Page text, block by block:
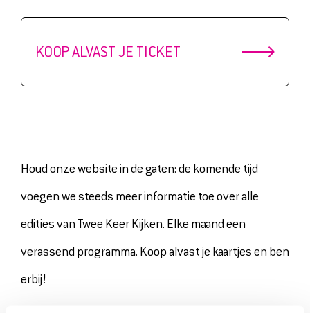
KOOP ALVAST JE TICKET
Houd onze website in de gaten: de komende tijd
voegen we steeds meer informatie toe over alle
edities van Twee Keer Kijken. Elke maand een
verassend programma. Koop alvast je kaartjes en ben
erbij!